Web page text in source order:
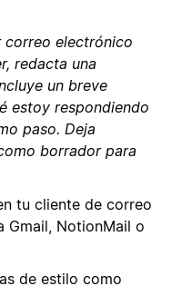
correo electrónico
redacta una
un breve
estoy respondiendo
paso. Deja
borrador para
tu cliente de correo
Gmail, NotionMail o
de estilo como